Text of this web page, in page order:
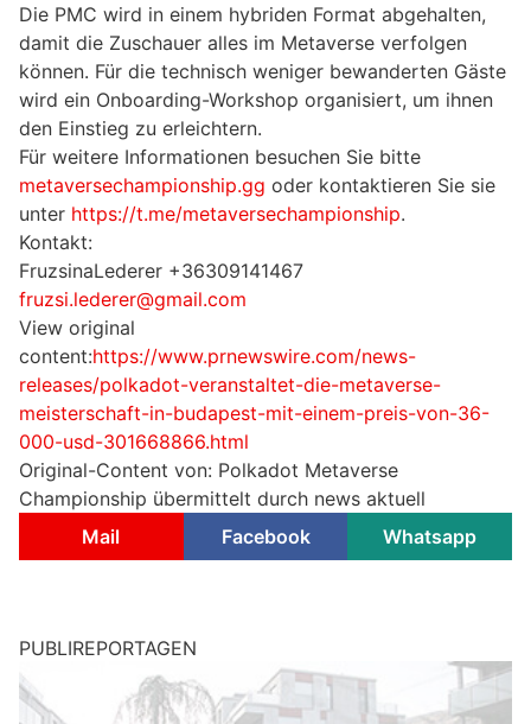
Die PMC wird in einem hybriden Format abgehalten,
damit die Zuschauer alles im Metaverse verfolgen
können. Für die technisch weniger bewanderten Gäste
wird ein Onboarding-Workshop organisiert, um ihnen
den Einstieg zu erleichtern.
Für weitere Informationen besuchen Sie bitte
metaversechampionship.gg oder kontaktieren Sie sie
unter https://t.me/metaversechampionship.
Kontakt:
FruzsinaLederer +36309141467
fruzsi.lederer@gmail.com
View original
content:https://www.prnewswire.com/news-
releases/polkadot-veranstaltet-die-metaverse-
meisterschaft-in-budapest-mit-einem-preis-von-36-
000-usd-301668866.html
Original-Content von: Polkadot Metaverse
Championship übermittelt durch news aktuell
Mail
Facebook Whatsapp
PUBLIREPORTAGEN